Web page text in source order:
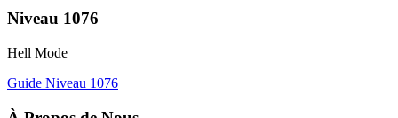
Niveau 1076
Hell Mode
Guide Niveau 1076